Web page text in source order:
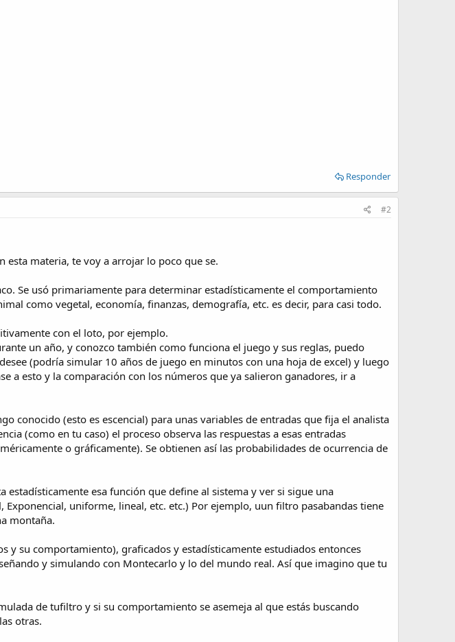
Responder
#2
esta materia, te voy a arrojar lo poco que se.
Se usó primariamente para determinar estadísticamente el comportamiento
como vegetal, economía, finanzas, demografía, etc. es decir, para casi todo.
con el loto, por ejemplo.
un año, y conozco también como funciona el juego y sus reglas, puedo
(podría simular 10 años de juego en minutos con una hoja de excel) y luego
a esto y la comparación con los números que ya salieron ganadores, ir a
conocido (esto es escencial) para unas variables de entradas que fija el analista
(como en tu caso) el proceso observa las respuestas a esas entradas
o gráficamente). Se obtienen así las probabilidades de ocurrencia de
esa función que define al sistema y ver si sigue una
uniforme, lineal, etc. etc.) Por ejemplo, uun filtro pasabandas tiene
montaña.
y su comportamiento), graficados y estadísticamente estudiados entonces
y simulando con Montecarlo y lo del mundo real. Así que imagino que tu
de tufiltro y si su comportamiento se asemeja al que estás buscando
otras.